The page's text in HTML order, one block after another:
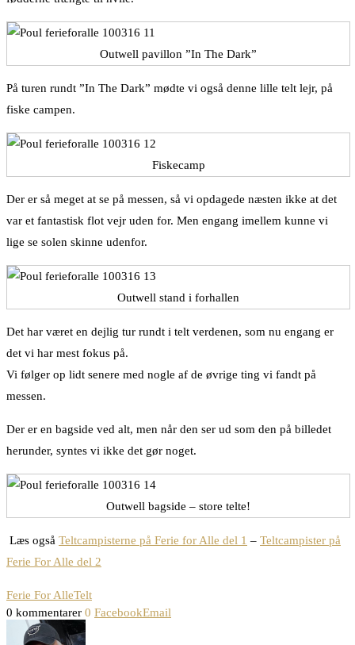
Outwell pavillon ”In The Dark”
På turen rundt ”In The Dark” mødte vi også denne lille telt lejr, på
fiske campen.
Fiskecamp
Der er så meget at se på messen, så vi opdagede næsten ikke at det
var et fantastisk flot vejr uden for. Men engang imellem kunne vi
lige se solen skinne udenfor.
Outwell stand i forhallen
Det har været en dejlig tur rundt i telt verdenen, som nu engang er
det vi har mest fokus på.
Vi følger op lidt senere med nogle af de øvrige ting vi fandt på
messen.
Der er en bagside ved alt, men når den ser ud som den på billedet
herunder, syntes vi ikke det gør noget.
Outwell bagside – store telte!
Læs også Teltcampisterne på Ferie for Alle del 1 – Teltcampister på
Ferie For Alle del 2
Ferie For AlleTelt
0 kommentarer 0 FacebookEmail